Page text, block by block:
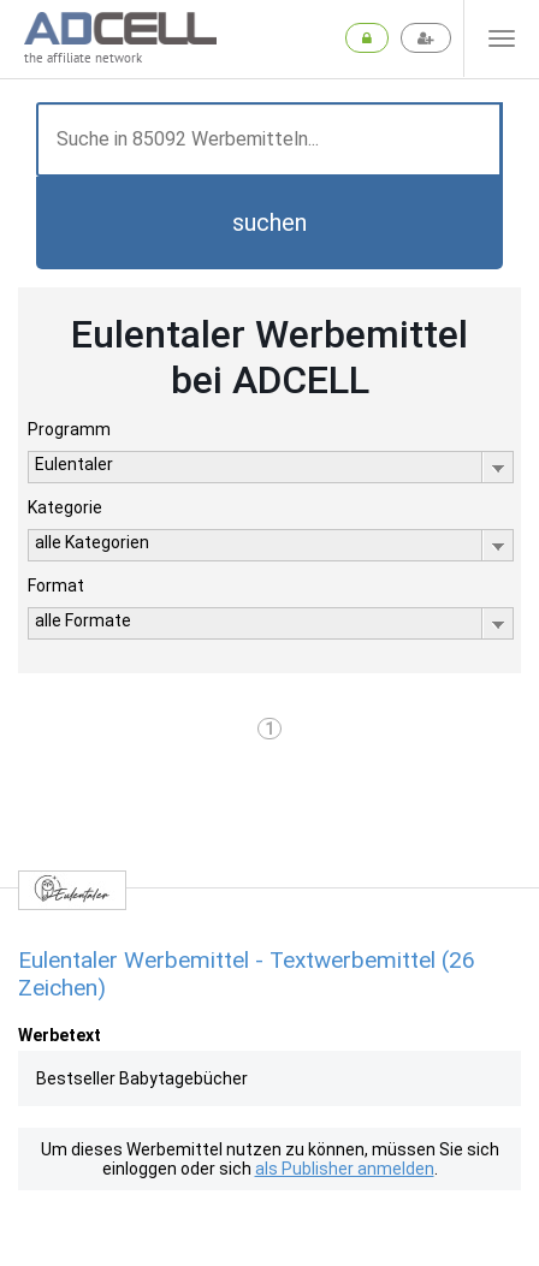
the affiliate network
suchen
Eulentaler Werbemittel
bei ADCELL
Programm
Eulentaler
Kategorie
alle Kategorien
Format
alle Formate
1
Eulentaler Werbemittel - Textwerbemittel (26
Zeichen)
Werbetext
Bestseller Babytagebücher
Um dieses Werbemittel nutzen zu können, müssen Sie sich
einloggen oder sich als Publisher anmelden